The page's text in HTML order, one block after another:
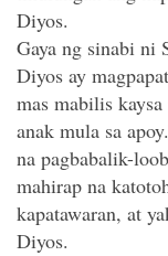
Diyos.
Gaya ng sinabi ni
Diyos ay
mas mabilis
anak mula sa
na pagbabalik-
mahirap na
kapatawaran, at
Diyos.